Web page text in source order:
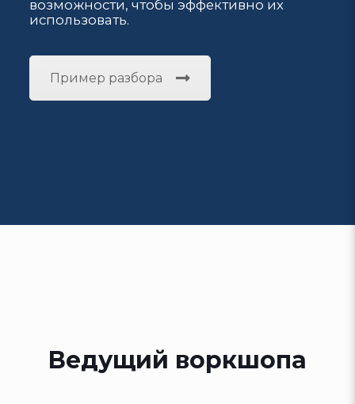
возможности, чтобы эффективно их
использовать.
Пример разбора
Ведущий воркшопа